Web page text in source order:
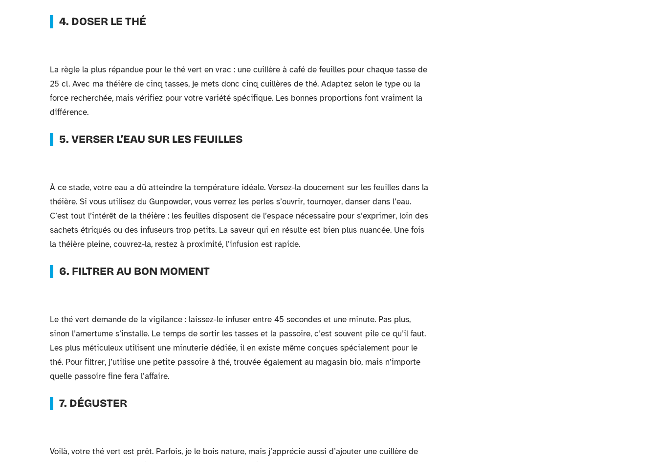
4. DOSER LE THÉ
La règle la plus répandue pour le thé vert en vrac : une cuillère à café de feuilles pour chaque tasse de
25 cl. Avec ma théière de cinq tasses, je mets donc cinq cuillères de thé. Adaptez selon le type ou la
force recherchée, mais vérifiez pour votre variété spécifique. Les bonnes proportions font vraiment la
différence.
5. VERSER L’EAU SUR LES FEUILLES
À ce stade, votre eau a dû atteindre la température idéale. Versez-la doucement sur les feuilles dans la
théière. Si vous utilisez du Gunpowder, vous verrez les perles s’ouvrir, tournoyer, danser dans l’eau.
C’est tout l’intérêt de la théière : les feuilles disposent de l’espace nécessaire pour s’exprimer, loin des
sachets étriqués ou des infuseurs trop petits. La saveur qui en résulte est bien plus nuancée. Une fois
la théière pleine, couvrez-la, restez à proximité, l’infusion est rapide.
6. FILTRER AU BON MOMENT
Le thé vert demande de la vigilance : laissez-le infuser entre 45 secondes et une minute. Pas plus,
sinon l’amertume s’installe. Le temps de sortir les tasses et la passoire, c’est souvent pile ce qu’il faut.
Les plus méticuleux utilisent une minuterie dédiée, il en existe même conçues spécialement pour le
thé. Pour filtrer, j’utilise une petite passoire à thé, trouvée également au magasin bio, mais n’importe
quelle passoire fine fera l’affaire.
7. DÉGUSTER
Voilà, votre thé vert est prêt. Parfois, je le bois nature, mais j’apprécie aussi d’ajouter une cuillère de